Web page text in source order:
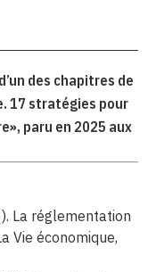
des chapitres de
17 stratégies pour
paru en 2025 aux
La réglementation
Vie économique,